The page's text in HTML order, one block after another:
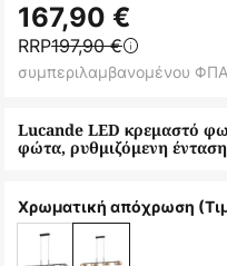
στην
αρχή
της
εικόνων
Lucande LED κρεμαστό
φώτα, ρυθμιζόμενη ένταση
167,90 €
RRP197,90 €
συμπεριλαμβανομένου ΦΠΑ
Χρωματική απόχρωση